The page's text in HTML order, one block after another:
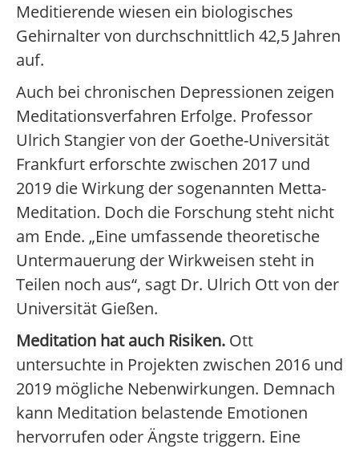
Meditierende wiesen ein biologisches
Gehirnalter von durchschnittlich 42,5 Jahren
auf.
Auch bei chronischen Depressionen zeigen
Meditationsverfahren Erfolge. Professor
Ulrich Stangier von der Goethe-Universität
Frankfurt erforschte zwischen 2017 und
2019 die Wirkung der sogenannten Metta-
Meditation. Doch die Forschung steht nicht
am Ende. „Eine umfassende theoretische
Untermauerung der Wirkweisen steht in
Teilen noch aus“, sagt Dr. Ulrich Ott von der
Universität Gießen.
Meditation hat auch Risiken. Ott
untersuchte in Projekten zwischen 2016 und
2019 mögliche Nebenwirkungen. Demnach
kann Meditation belastende Emotionen
hervorrufen oder Ängste triggern. Eine